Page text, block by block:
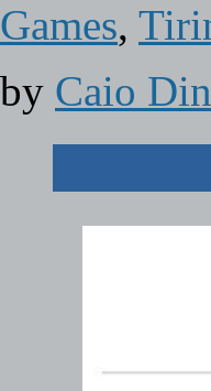
Games,
by Caio